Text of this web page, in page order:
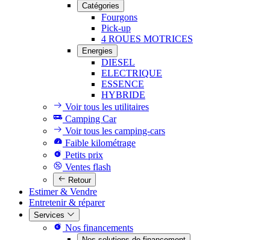
Catégories
Fourgons
Pick-up
4 ROUES MOTRICES
Energies
DIESEL
ELECTRIQUE
ESSENCE
HYBRIDE
Voir tous les utilitaires
Camping Car
Voir tous les camping-cars
Faible kilométrage
Petits prix
Ventes flash
Retour
Estimer & Vendre
Entretenir & réparer
Services
Nos financements